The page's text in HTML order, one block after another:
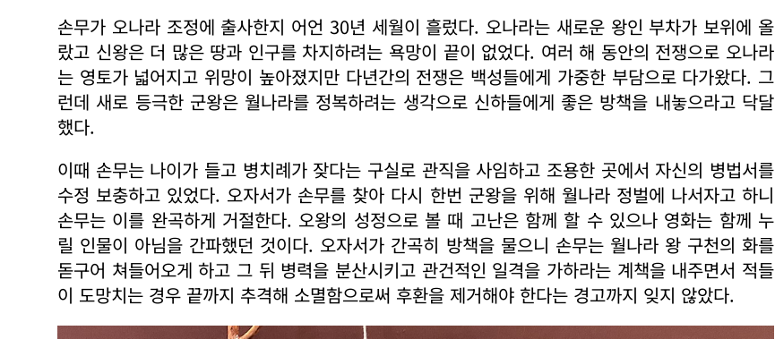
손무가 오나라 조정에 출사한지 어언 30년 세월이 흘렀다. 오나라는 새로운 왕인 부차가 보위에 올
랐고 신왕은 더 많은 땅과 인구를 차지하려는 욕망이 끝이 없었다. 여러 해 동안의 전쟁으로 오나라
는 영토가 넓어지고 위망이 높아졌지만 다년간의 전쟁은 백성들에게 가중한 부담으로 다가왔다. 그
런데 새로 등극한 군왕은 월나라를 정복하려는 생각으로 신하들에게 좋은 방책을 내놓으라고 닥달
했다.
이때 손무는 나이가 들고 병치례가 잦다는 구실로 관직을 사임하고 조용한 곳에서 자신의 병법서를
수정 보충하고 있었다. 오자서가 손무를 찾아 다시 한번 군왕을 위해 월나라 정벌에 나서자고 하니
손무는 이를 완곡하게 거절한다. 오왕의 성정으로 볼 때 고난은 함께 할 수 있으나 영화는 함께 누
릴 인물이 아님을 간파했던 것이다. 오자서가 간곡히 방책을 물으니 손무는 월나라 왕 구천의 화를
돋구어 쳐들어오게 하고 그 뒤 병력을 분산시키고 관건적인 일격을 가하라는 계책을 내주면서 적들
이 도망치는 경우 끝까지 추격해 소멸함으로써 후환을 제거해야 한다는 경고까지 잊지 않았다.